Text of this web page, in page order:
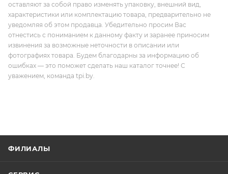
оставляют за собой право изменять упаковку, внешний вид,
характеристики или комплектацию товара, предварительно не
уведомляя об этом продавца. Убедительно просим Вас
отнестись с пониманием к данному факту и заранее приносим
извинения за возможные неточности в описании или
фотографиях товара. Будем благодарны за информацию об
ошибках — это поможет сделать наш каталог точнее! С
уважением, команда tpi.by.
ФИЛИАЛЫ